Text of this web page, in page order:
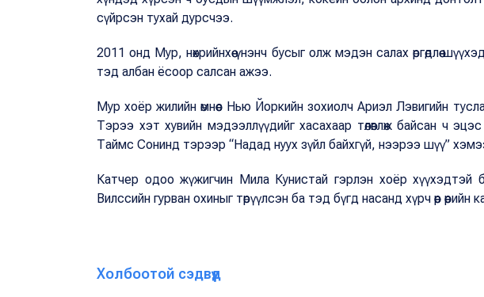
сүйрсэн тухай дурсчээ.
2011 онд Мур, нөхрийнхөө үнэнч бусыг олж мэдэн салах өргөдлөө
тэд албан ёсоор салсан ажээ.
Мур хоёр жилийн өмнөөс Нью Йоркийн зохиолч Ариэл Лэвигийн
Тэрээ хэт хувийн мэдээллүүдийг хасахаар төлөвлөж байсан ч
Таймс Сонинд тэрээр “Надад нуух зүйл байхгүй, нээрээ шүү”
Катчер одоо жүжигчин Мила Кунистай гэрлэн хоёр хүүхэдтэй
Вилссийн гурван охиныг төрүүлсэн ба тэд бүгд насанд хүрч өөр өөрийн
Холбоотой сэдвүүд